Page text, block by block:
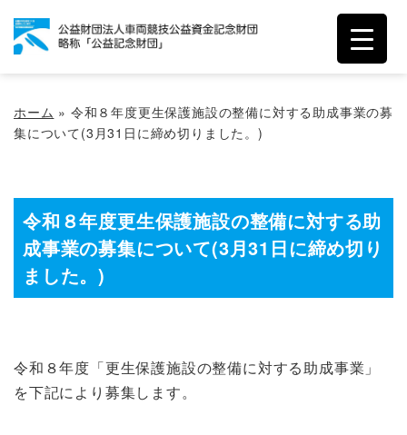
ホーム » 令和８年度更生保護施設の整備に対する助成事業の募
集について(3月31日に締め切りました。)
令和８年度更生保護施設の整備に対する助
成事業の募集について(3月31日に締め切り
ました。)
令和８年度「更生保護施設の整備に対する助成事業」
を下記により募集します。